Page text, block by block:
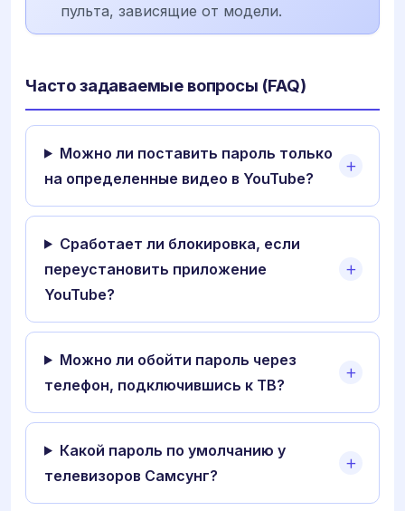
пульта, зависящие от модели.
Часто задаваемые вопросы (FAQ)
Можно ли поставить пароль только
на определенные видео в YouTube?
Сработает ли блокировка, если
переустановить приложение
YouTube?
Можно ли обойти пароль через
телефон, подключившись к ТВ?
Какой пароль по умолчанию у
телевизоров Самсунг?